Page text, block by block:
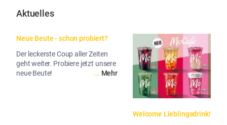
Aktuelles
Neue Beute - schon probiert?
Der leckerste Coup aller Zeiten
geht weiter. Probiere jetzt unsere
neue Beute!
... Mehr
Welcome Lieblingsdrink!